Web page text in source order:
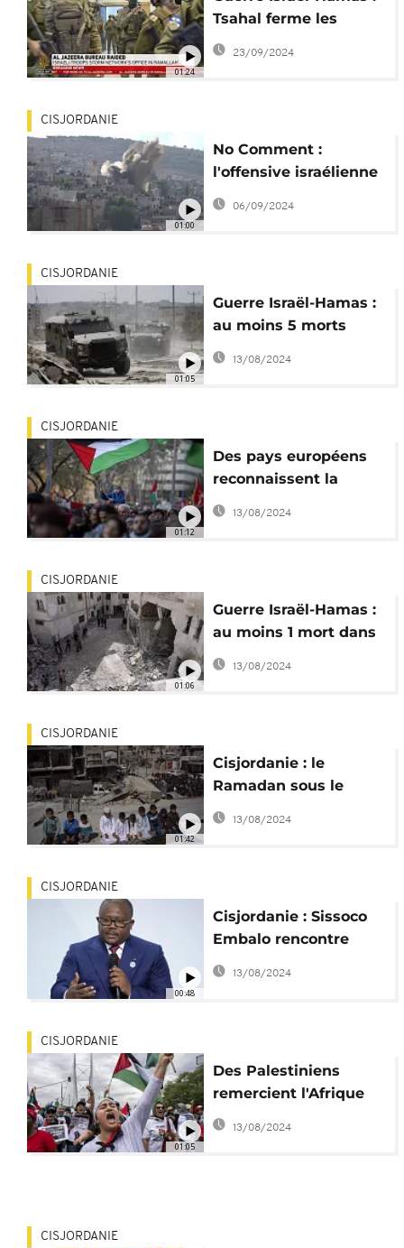
01:24
Tsahal ferme les
locaux d'Al Jazeera en
Cisjordanie
23/09/2024
01:00
CISJORDANIE
No Comment :
l'offensive israélienne
en Cisjordanie
occupée cible le camp
06/09/2024
01:05
CISJORDANIE
Guerre Israël-Hamas :
au moins 5 morts
dans une frappe en
Cisjordanie
13/08/2024
01:12
CISJORDANIE
Des pays européens
reconnaissent la
Palestine, la joie en
Cisjordanie
13/08/2024
01:06
CISJORDANIE
Guerre Israël-Hamas :
au moins 1 mort dans
frappes en Cisjordanie
13/08/2024
01:42
CISJORDANIE
Cisjordanie : le
Ramadan sous le
signe de la guerre et
13/08/2024
00:48
CISJORDANIE
Cisjordanie : Sissoco
Embalo rencontre
Mahmoud Abbas à
13/08/2024
01:05
CISJORDANIE
Des Palestiniens
remercient l'Afrique
du Sud pour la plainte
contre Israël
13/08/2024
CISJORDANIE